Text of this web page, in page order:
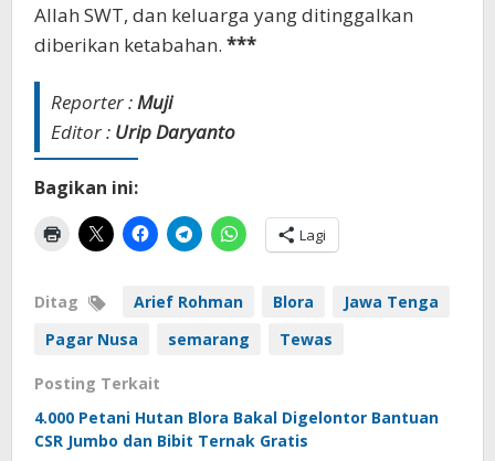
Allah SWT, dan keluarga yang ditinggalkan
diberikan ketabahan. ***
Reporter :Muji
Editor : Urip Daryanto
Bagikan ini:
Lagi
Ditag Arief Rohman Blora
Jawa Tenga
Pagar Nusa
semarang Tewas
Posting Terkait
4.000 Petani Hutan Blora Bakal Digelontor Bantuan
CSR Jumbo dan Bibit Ternak Gratis